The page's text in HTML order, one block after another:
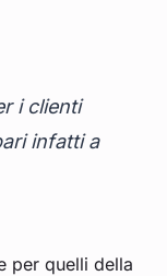
i clienti
infatti a
per quelli della